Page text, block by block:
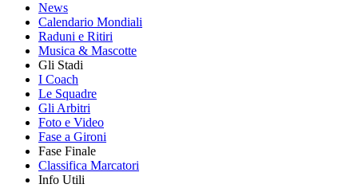
News
Calendario Mondiali
Raduni e Ritiri
Musica & Mascotte
Gli Stadi
I Coach
Le Squadre
Gli Arbitri
Foto e Video
Fase a Gironi
Fase Finale
Classifica Marcatori
Info Utili